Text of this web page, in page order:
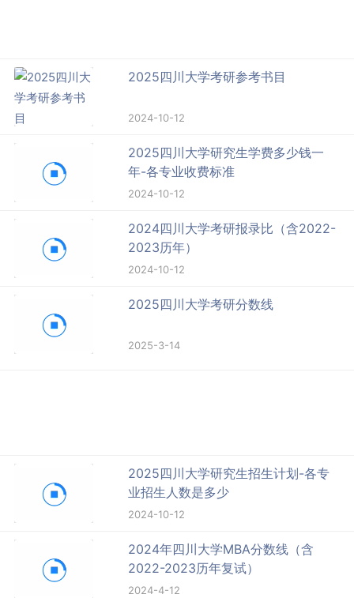
2025四川大学考研参考书目
2024-10-12
2025四川大学研究生学费多少钱一
年-各专业收费标准
2024-10-12
2024四川大学考研报录比（含2022-
2023历年）
2024-10-12
2025四川大学考研分数线
2025-3-14
2025四川大学研究生招生计划-各专
业招生人数是多少
2024-10-12
2024年四川大学MBA分数线（含
2022-2023历年复试）
2024-4-12